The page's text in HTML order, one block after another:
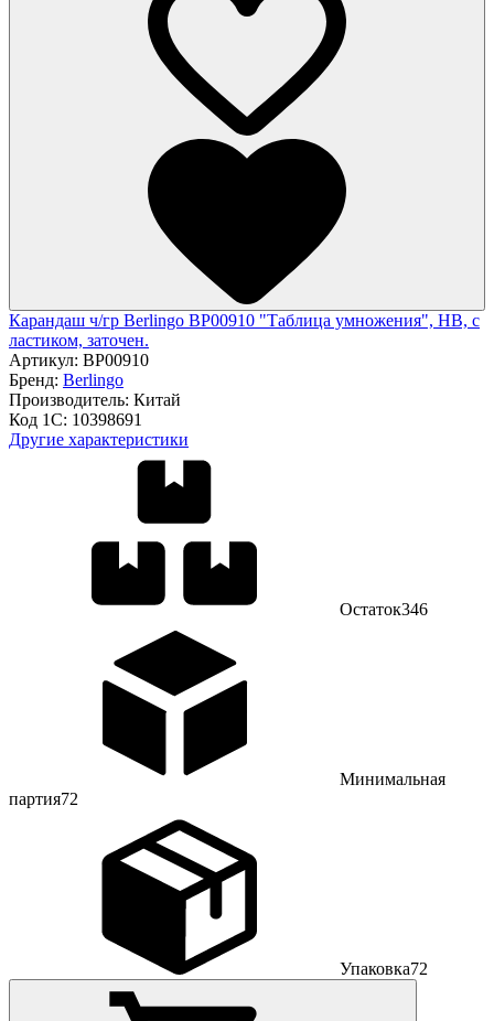
Карандаш ч/гр Berlingo BP00910 "Таблица умножения", HB, c
ластиком, заточен.
Артикул: BP00910
Бренд: Berlingo
Производитель: Китай
Код 1С: 10398691
Другие характеристики
Остаток346
Минимальная
партия72
Упаковка72